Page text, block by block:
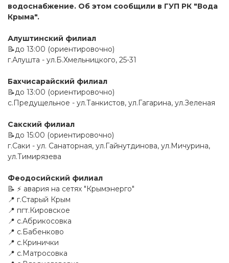
водоснабжение. Об этом сообщили в ГУП РК "Вода
Крыма".
Алуштинский филиал
📝до 13:00 (ориентировочно)
г.Алушта - ул.Б.Хмельницкого, 25-31
Бахчисарайский филиал
📝до 13:00 (ориентировочно)
с.Предущельное - ул.Танкистов, ул.Гагарина, ул.Зеленая
Сакский филиал
📝до 15:00 (ориентировочно)
г.Саки - ул. Санаторная, ул.Гайнутдинова, ул.Мичурина,
ул.Тимирязева
Феодосийский филиал
📝 ⚡️ авария на сетях "Крымэнерго"
📍 г.Старый Крым
📍 пгт.Кировское
📍 с.Абрикосовка
📍 с.Бабенково
📍 с.Кринички
📍 с.Матросовка